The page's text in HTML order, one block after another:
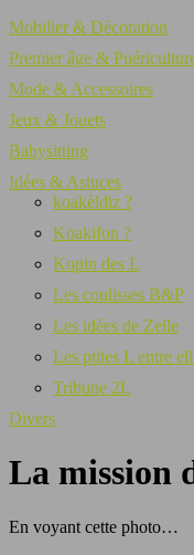
Mobilier & Décoration
Premier âge &
Mode & Accessoires
Jeux & Jouets
Babysitting
Idées & Astuces
koakèldiz ?
Koakifon ?
Kopin des L
Les coulisses B&P
Les idées de Zelle
Les ptites L entre
Tribune 2L
Divers
La mission
En voyant cette photo…